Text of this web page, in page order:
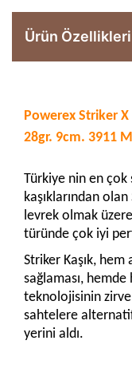
Ürün Özellikleri
Powerex Striker
28gr. 9cm. 3911
Türkiye nin en
kaşıklarından
levrek olmak
türünde çok iyi
Striker Kaşık,
sağlaması,
teknolojisinin zirve
sahtelere
yerini aldı.